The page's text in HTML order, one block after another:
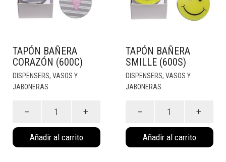
TAPÓN BAÑERA
CORAZÓN (600C)
DISPENSERS, VASOS Y
JABONERAS
Corazón
(600C)
cantidad
Añadir al carrito
TAPÓN BAÑERA
SMILLE (600S)
DISPENSERS, VASOS Y
JABONERAS
Smille
(600S)
cantidad
Añadir al carrito